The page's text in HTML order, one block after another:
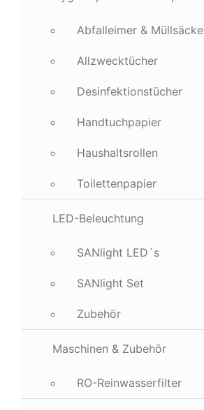
Abfalleimer & Müllsäcke
Allzwecktücher
Desinfektionstücher
Handtuchpapier
Haushaltsrollen
Toilettenpapier
LED-Beleuchtung
SANlight LED´s
SANlight Set
Zubehör
Maschinen & Zubehör
RO-Reinwasserfilter